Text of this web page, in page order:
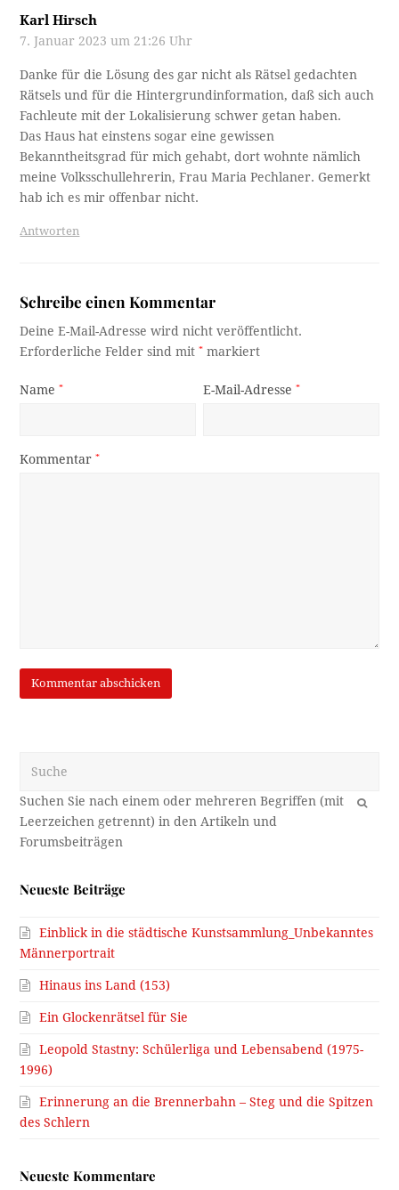
Karl Hirsch
7. Januar 2023 um 21:26 Uhr
Danke für die Lösung des gar nicht als Rätsel gedachten
Rätsels und für die Hintergrundinformation, daß sich auch
Fachleute mit der Lokalisierung schwer getan haben.
Das Haus hat einstens sogar eine gewissen
Bekanntheitsgrad für mich gehabt, dort wohnte nämlich
meine Volksschullehrerin, Frau Maria Pechlaner. Gemerkt
hab ich es mir offenbar nicht.
Antworten
Schreibe einen Kommentar
Deine E-Mail-Adresse wird nicht veröffentlicht.
Erforderliche Felder sind mit* markiert
Name* E-Mail-Adresse*
Kommentar*
OK
Neueste Beiträge
Einblick in die städtische Kunstsammlung_Unbekanntes
Männerportrait
Hinaus ins Land (153)
Ein Glockenrätsel für Sie
Leopold Stastny: Schülerliga und Lebensabend (1975-
1996)
Erinnerung an die Brennerbahn – Steg und die Spitzen
des Schlern
Neueste Kommentare